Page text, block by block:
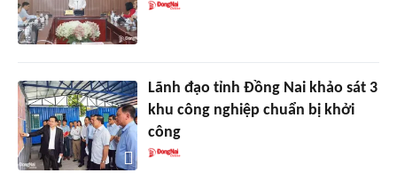
Lãnh đạo tỉnh Đồng Nai khảo sát 3
khu công nghiệp chuẩn bị khởi
công